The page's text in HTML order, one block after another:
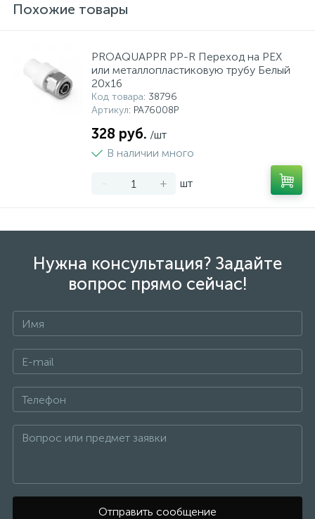
Похожие товары
PROAQUAPPR PP-R Переход на PEX
или металлопластиковую трубу Белый
20x16
Код товара: 38796
Артикул: PA76008P
328 руб. /шт
В наличии много
- + шт
Нужна консультация? Задайте
вопрос прямо сейчас!
Отправить сообщение